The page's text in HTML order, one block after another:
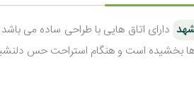
دارای اتاق هایی با طراحی ساده می
بخشیده است و هنگام استراحت حس دلنشین